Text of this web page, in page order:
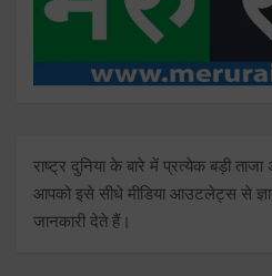
राष्ट्र दुनिया के बारे में प्रत्येक बड़ी
आपको इसे सीधे मीडिया आउटलेट्स से
जानकारी देते हैं।